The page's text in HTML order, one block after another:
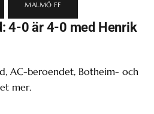
MALMÖ FF
4-0 är 4-0 med Henrik
AC-beroendet, Botheim- och
mer.